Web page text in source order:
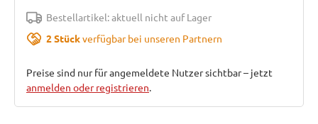
Bestellartikel: aktuell nicht auf Lager
2 Stückverfügbar bei unseren Partnern
Preise sind nur für angemeldete Nutzer sichtbar – jetzt
anmelden oder registrieren.